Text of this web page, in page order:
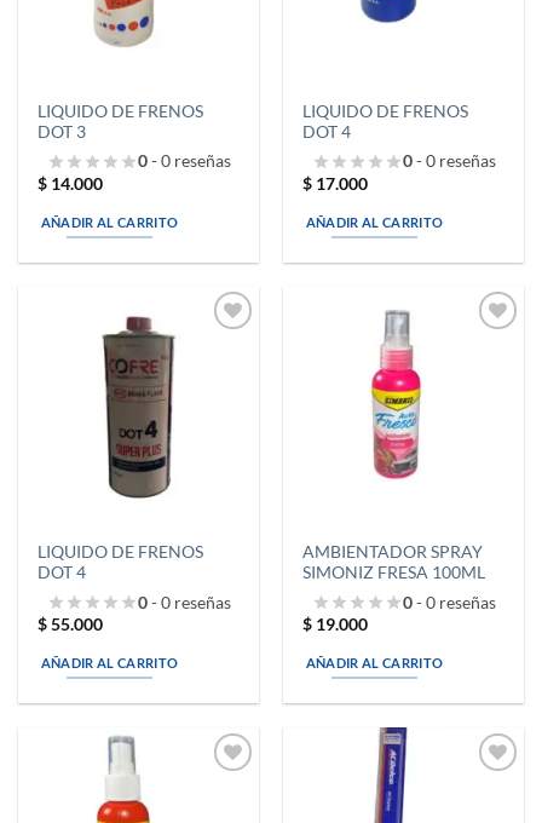
LIQUIDO DE FRENOS
DOT 3
0- 0 reseñas
$ 14.000
AÑADIR AL CARRITO
LIQUIDO DE FRENOS
DOT 4
0- 0 reseñas
$ 17.000
AÑADIR AL CARRITO
LIQUIDO DE FRENOS
DOT 4
0- 0 reseñas
$55.000
AÑADIR AL CARRITO
AMBIENTADOR SPRAY
SIMONIZ FRESA 100ML
0- 0 reseñas
$ 19.000
AÑADIR AL CARRITO